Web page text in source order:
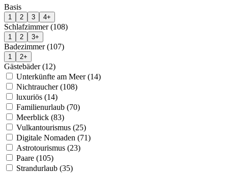
Basis
1 2 3 4+
Schlafzimmer (108)
1 2 3+
Badezimmer (107)
1 2+
Gästebäder (12)
Unterkünfte am Meer (14)
Nichtraucher (108)
luxuriös (14)
Familienurlaub (70)
Meerblick (83)
Vulkantourismus (25)
Digitale Nomaden (71)
Astrotourismus (23)
Paare (105)
Strandurlaub (35)